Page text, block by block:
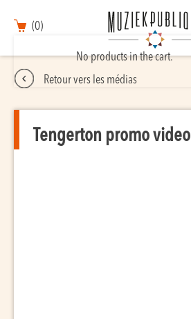
(0)
No products in the cart.
Retour vers les médias
Tengerton promo video